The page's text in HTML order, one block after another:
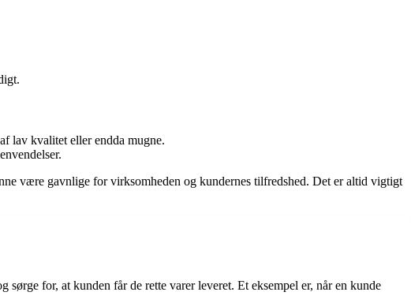
lav kvalitet eller endda mugne.
være gavnlige for virksomheden og kundernes tilfredshed. Det er altid vigtigt
for, at kunden får de rette varer leveret. Et eksempel er, når en kunde